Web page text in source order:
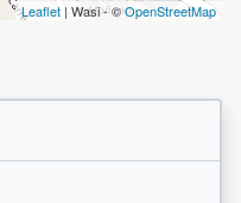
Leaflet | Wasi - ©OpenStreetMap